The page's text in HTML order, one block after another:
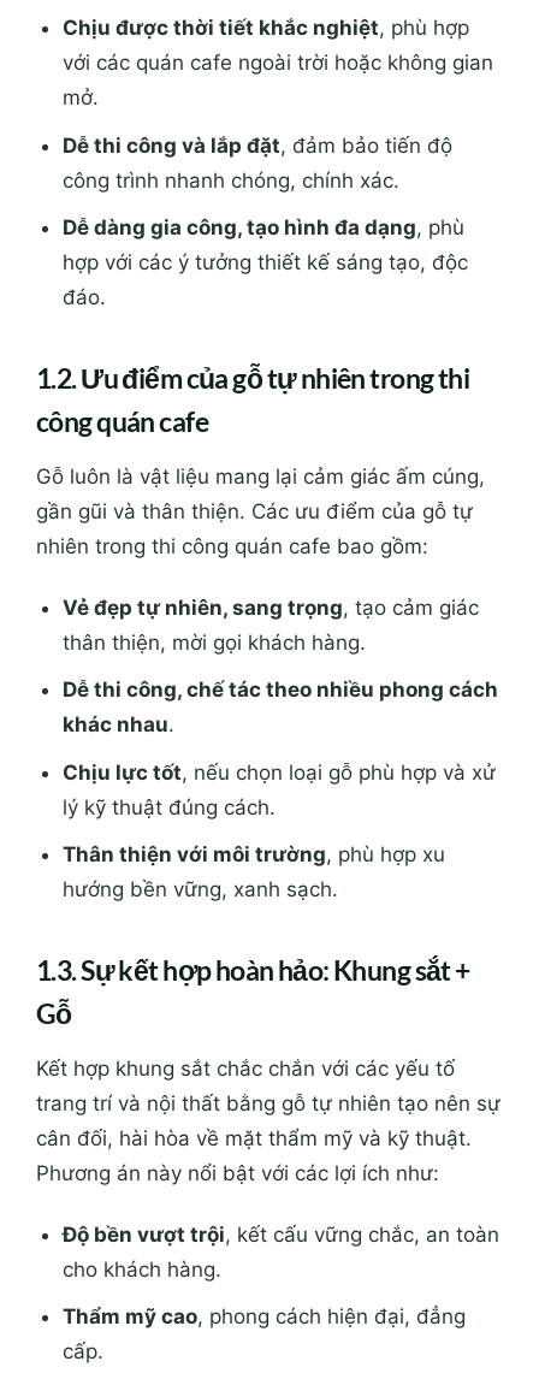
Chịu được thời tiết khắc nghiệt, phù hợp
với các quán cafe ngoài trời hoặc không gian
mở.
Dễ thi công và lắp đặt, đảm bảo tiến độ
công trình nhanh chóng, chính xác.
Dễ dàng gia công, tạo hình đa dạng, phù
hợp với các ý tưởng thiết kế sáng tạo, độc
đáo.
1.2. Ưu điểm của gỗ tự nhiên trong thi
công quán cafe
Gỗ luôn là vật liệu mang lại cảm giác ấm cúng,
gần gũi và thân thiện. Các ưu điểm của gỗ tự
nhiên trong thi công quán cafe bao gồm:
Vẻ đẹp tự nhiên, sang trọng, tạo cảm giác
thân thiện, mời gọi khách hàng.
Dễ thi công, chế tác theo nhiều phong cách
khác nhau.
Chịu lực tốt, nếu chọn loại gỗ phù hợp và xử
lý kỹ thuật đúng cách.
Thân thiện với môi trường, phù hợp xu
hướng bền vững, xanh sạch.
1.3. Sự kết hợp hoàn hảo: Khung sắt +
Gỗ
Kết hợp khung sắt chắc chắn với các yếu tố
trang trí và nội thất bằng gỗ tự nhiên tạo nên sự
cân đối, hài hòa về mặt thẩm mỹ và kỹ thuật.
Phương án này nổi bật với các lợi ích như:
Độ bền vượt trội, kết cấu vững chắc, an toàn
cho khách hàng.
Thẩm mỹ cao, phong cách hiện đại, đẳng
cấp.